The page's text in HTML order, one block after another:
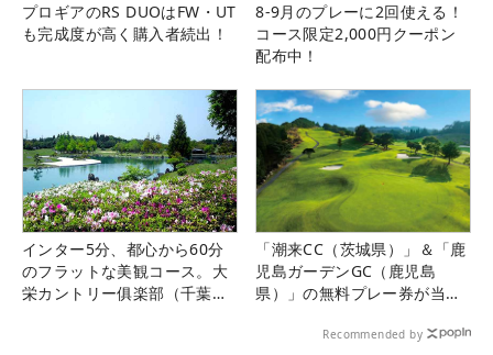
プロギアのRS DUOはFW・UT
も完成度が高く購入者続出！
8-9月のプレーに2回使える！
コース限定2,000円クーポン
配布中！
インター5分、都心から60分
のフラットな美観コース。大
栄カントリー俱楽部（千葉
「潮来CC（茨城県）」＆「鹿
児島ガーデンGC（鹿児島
県）」の無料プレー券が当た
Recommended by